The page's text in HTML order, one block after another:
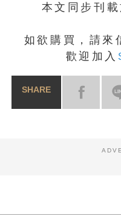
本文同步刊
如欲購買，請來
歡迎加入
SHARE